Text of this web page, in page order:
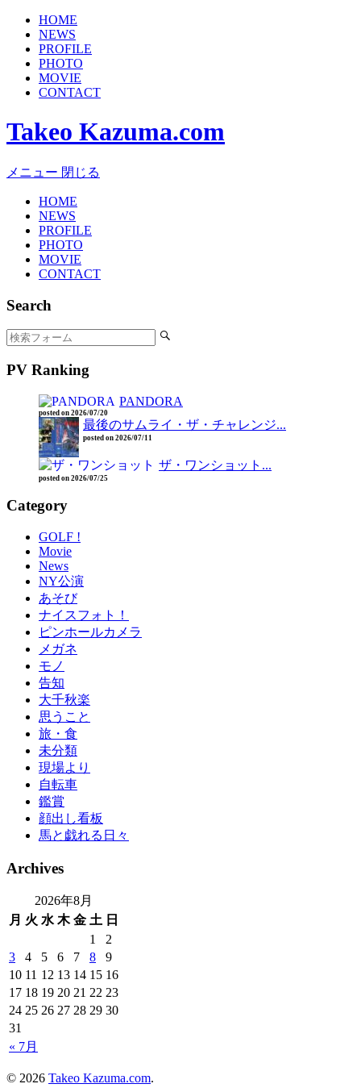
HOME
NEWS
PROFILE
PHOTO
MOVIE
CONTACT
Takeo Kazuma.com
メニュー 閉じる
HOME
NEWS
PROFILE
PHOTO
MOVIE
CONTACT
Search
PV Ranking
PANDORA
posted on 2026/07/20
最後のサムライ・ザ・チャレンジ...
posted on 2026/07/11
ザ・ワンショット...
posted on 2026/07/25
Category
GOLF !
Movie
News
NY公演
あそび
ナイスフォト！
ピンホールカメラ
メガネ
モノ
告知
大千秋楽
思うこと
旅・食
未分類
現場より
自転車
鑑賞
顔出し看板
馬と戯れる日々
Archives
2026年8月
月 火 水 木 金 土 日
« 7月
1
2
3
4 5 6 7 8
9
10 11 12 13 14 15 16
17 18 19 20 21 22 23
24 25 26 27 28 29 30
31
© 2026 Takeo Kazuma.com.